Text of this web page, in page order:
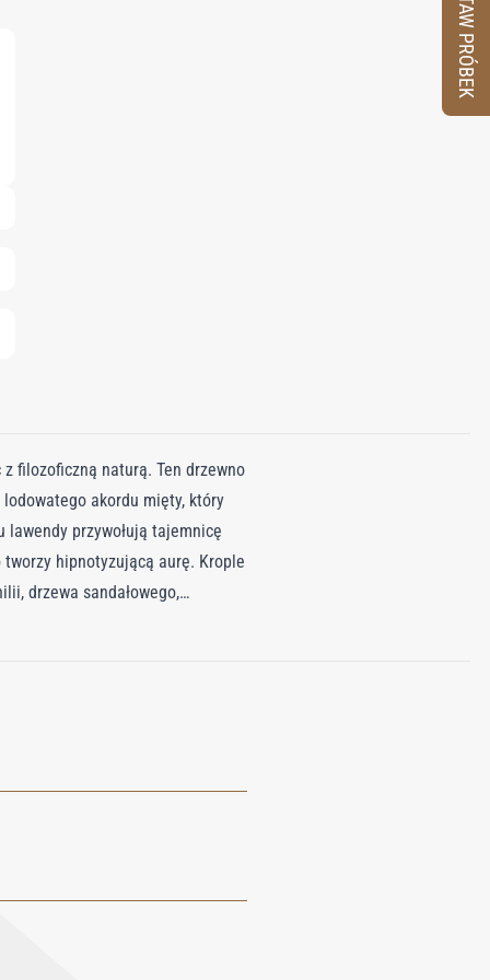
filozoficzną naturą. Ten drzewno
akordu mięty, który
lawendy przywołują tajemnicę
hipnotyzującą aurę. Krople
drzewa sandałowego,
i prowadzą przez
ZESTAW PRÓBEK